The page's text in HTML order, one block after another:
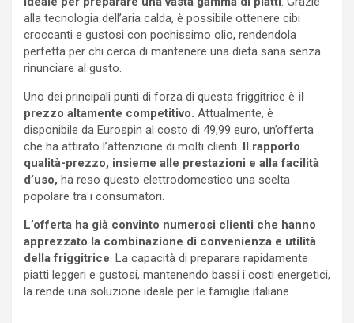
alla tecnologia dell’aria calda, è possibile ottenere cibi
croccanti e gustosi con pochissimo olio, rendendola
perfetta per chi cerca di mantenere una dieta sana senza
rinunciare al gusto.
Uno dei principali punti di forza di questa friggitrice è il
prezzo altamente competitivo. Attualmente, è
disponibile da Eurospin al costo di 49,99 euro, un’offerta
che ha attirato l’attenzione di molti clienti. Il rapporto
qualità-prezzo, insieme alle prestazioni e alla facilità
d’uso, ha reso questo elettrodomestico una scelta
popolare tra i consumatori.
L’offerta ha già convinto numerosi clienti che hanno
apprezzato la combinazione di convenienza e utilità
della friggitrice. La capacità di preparare rapidamente
piatti leggeri e gustosi, mantenendo bassi i costi energetici,
la rende una soluzione ideale per le famiglie italiane.